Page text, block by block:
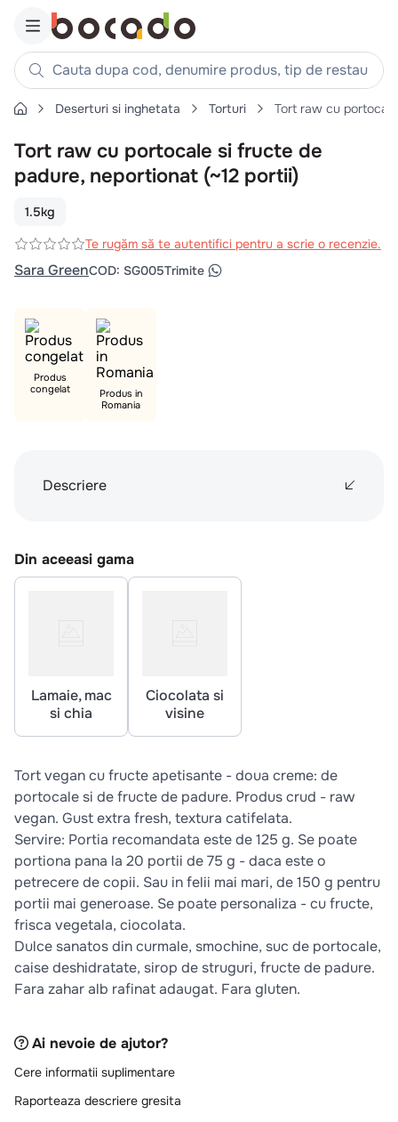
Cauta dupa cod, denumire produs, tip de restaurant,
Căutări populare
1. cartofi
2. piept pui
. pui
4
chifle
5. burger
. ceafa
. aripi
croissant
Deserturi si inghetata Torturi Tort raw cu
Tort raw cu portocale si fructe de
padure, neportionat (~12 portii)
1.5kg
Te rugăm să te autentifici pentru a scrie o recenzie.
Sara GreenCOD: SG005Trimite
Produs
congelat
Produs in
Romania
Descriere
Din aceeasi gama
Lamaie, mac
si chia
Ciocolata si
visine
Tort vegan cu fructe apetisante - doua creme: de
portocale si de fructe de padure. Produs crud - raw
vegan. Gust extra fresh, textura catifelata.
Servire: Portia recomandata este de 125 g. Se poate
portiona pana la 20 portii de 75 g - daca este o
petrecere de copii. Sau in felii mai mari, de 150 g pentru
portii mai generoase. Se poate personaliza - cu fructe,
frisca vegetala, ciocolata.
Dulce sanatos din curmale, smochine, suc de portocale,
caise deshidratate, sirop de struguri, fructe de padure.
Fara zahar alb rafinat adaugat. Fara gluten.
Ai nevoie de ajutor?
Cere informatii suplimentare
Raporteaza descriere gresita